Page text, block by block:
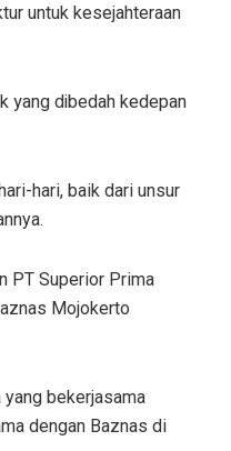
untuk kesejahteraan
yang dibedah kedepan
hari, baik dari unsur
PT Superior Prima
Mojokerto
bekerjasama
dengan Baznas di